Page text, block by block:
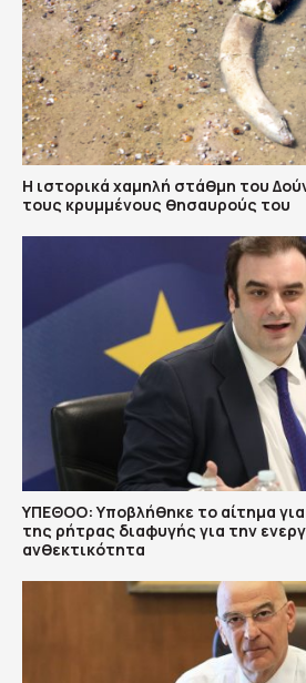
Η ιστορικά χαμηλή στάθμη του
τους κρυμμένους θησαυρούς του
ΥΠΕΘΟΟ: Υποβλήθηκε το αίτημα
της ρήτρας διαφυγής για την
ανθεκτικότητα